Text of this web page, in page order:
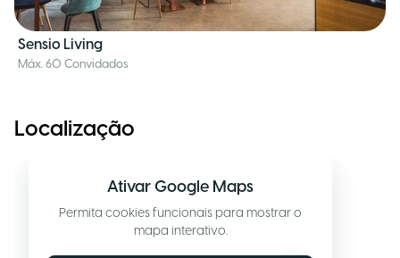
Sensio Living
Máx. 60 Convidados
Localização
Ativar Google Maps
Permita cookies funcionais para mostrar o
mapa interativo.